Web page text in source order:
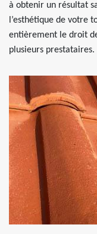
à obtenir un résultat
l’esthétique de votre
entièrement le droit
plusieurs prestataires.